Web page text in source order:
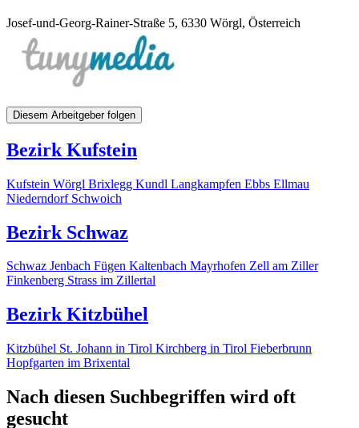
Josef-und-Georg-Rainer-Straße 5, 6330 Wörgl, Österreich
Diesem Arbeitgeber folgen
Bezirk Kufstein
Kufstein Wörgl Brixlegg Kundl Langkampfen Ebbs Ellmau
Niederndorf Schwoich
Bezirk Schwaz
Schwaz Jenbach Fügen Kaltenbach Mayrhofen Zell am Ziller
Finkenberg Strass im Zillertal
Bezirk Kitzbühel
Kitzbühel St. Johann in Tirol Kirchberg in Tirol Fieberbrunn
Hopfgarten im Brixental
Nach diesen Suchbegriffen wird oft
gesucht